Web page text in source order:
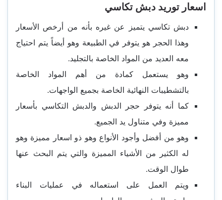
اسعار توريد دبش تكاسي
دبش تكاسي يتميز عن غيره بأنه من أرخص الأسعار
وهذا الحجر هو يتوفر في الطبيعة وهو أيضاً يتم احتياج
معه العديد من المواد الخاصة بالتجليد.
وهو يستعمل كمادة من أهم المواد الخاصة
بالتشطيبات النهائية الخاصة بجميع الواجهات.
كما أنه يتوفر حجر الدبش والدبش التكاسي بأسعار
مميزة وفي متناول يد الجميع.
وهو من أفضل وأجود الأنواع وهو ذو اسعار مميزة وهو
له الكثير من الأشياء المميزة والتي يتم البحث عنها
طوال الوقت.
ويتم العمل على استعماله في عمليات البناء